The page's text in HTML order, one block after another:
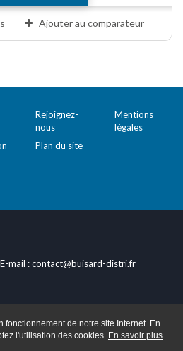
fonctionnement de notre site Internet. En
l'utilisation des cookies. En savoir plus
Ajouter au comparateur
Rejoignez-
nous
Mentions
légales
Plan du site
E-mail :contact@buisard-distri.fr